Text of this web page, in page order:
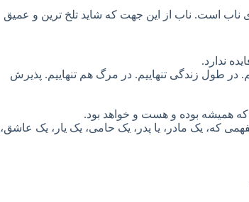
ناب است. ناب از این جهت که شاید تلخ ترین و عمیق
ندارد.
در طول زندگی تنهاییم. در مرگ هم تنهاییم. پذیرش
همیشه بوده و هست و خواهد بود.
که، یک مادر، یا پدر، یک حامی، یک یار، یک عاشق،